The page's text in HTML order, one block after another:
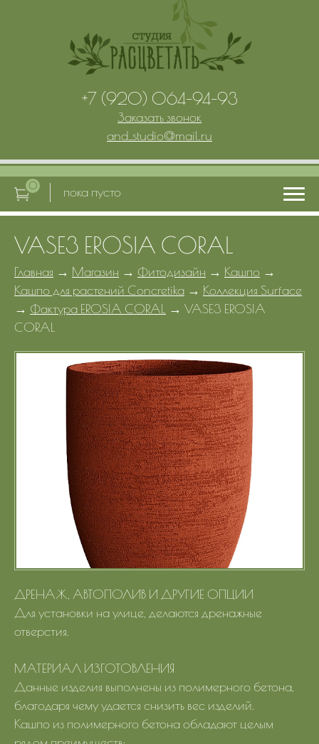
VASE3 EROSIA CORAL
Главная → Магазин → Фитодизайн → Кашпо →
Кашпо для растений Concretika → Коллекция Surface
→ Фактура EROSIA CORAL → VASE3 EROSIA
CORAL
ДРЕНАЖ, АВТОПОЛИВ И ДРУГИЕ ОПЦИИ
Для установки на улице, делаются дренажные
отверстия.
МАТЕРИАЛ ИЗГОТОВЛЕНИЯ
Данные изделия выполнены из полимерного бетона,
благодаря чему удается снизить вес изделий.
Кашпо из полимерного бетона обладают целым
+7 (920) 064-94-93
Заказать звонок
and_studio@mail.ru
0 пока пусто
Главная
Услуги
Цены
Контакты